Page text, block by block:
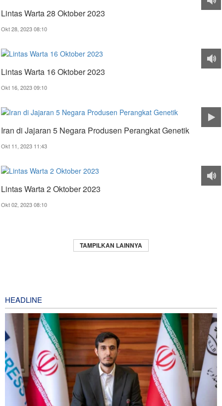
Lintas Warta 28 Oktober 2023
Okt 28, 2023 08:10
Lintas Warta 16 Oktober 2023
Okt 16, 2023 09:10
Iran di Jajaran 5 Negara Produsen Perangkat Genetik
Okt 11, 2023 11:43
Lintas Warta 2 Oktober 2023
Okt 02, 2023 08:10
TAMPILKAN LAINNYA
HEADLINE